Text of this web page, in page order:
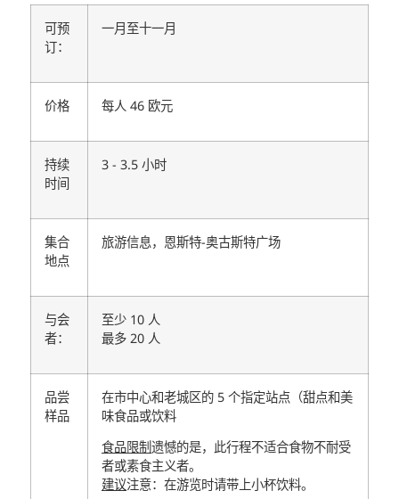
可预
订：
一月至十一月
价格 每人 46 欧元
持续
时间
3 - 3.5 小时
集合
地点
旅游信息，恩斯特-奥古斯特广场
与会
者：
至少 10 人
最多 20 人
品尝
样品
在市中心和老城区的 5 个指定站点（甜点和美
味食品或饮料
食品限制遗憾的是，此行程不适合食物不耐受
者或素食主义者。
建议注意：在游览时请带上小杯饮料。